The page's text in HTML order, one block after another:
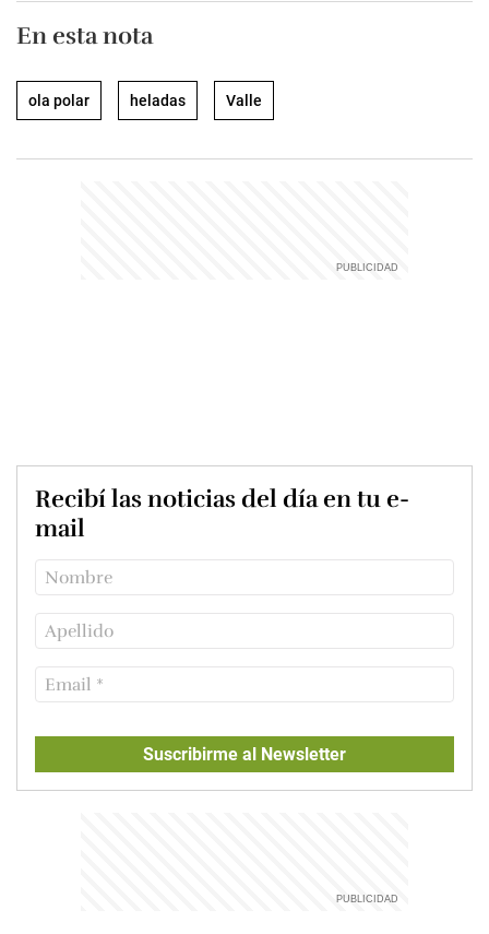
En esta nota
ola polar heladas Valle
Recibí las noticias del día en tu e-
mail
Suscribirme al Newsletter